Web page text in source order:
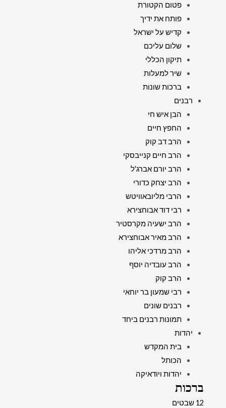
פטום הקטורת
פותח את ידיך
קדיש על ישראל
שלום עליכם
תיקון הכללי
שיר למעלות
ברכות שונות
רבנים
הבן איש חי
החפץ חיים
הרב דב קוק
הרב חיים קנייבסקי
הרב יורם אברג'ל
הרב יצחק כדורי
הרבי מליובאוויטש
רבי דוד אבוחצירא
הרב ישעיה מקרסטיר
הרב מאיר אבוחצירא
הרב מרדכי אליהו
הרב עובדיה יוסף
הרב קוק
רבי שמעון בר יוחאי
רבנים שונים
תמונות רבנים ביחד
יהדות
בית המקדש
הכותל
יהדות ויודאיקה
ברכות
12 שבטים